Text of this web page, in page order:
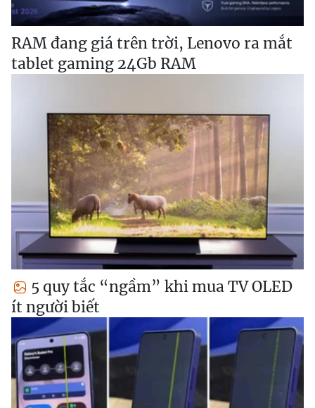
RAM đang giá trên trời, Lenovo ra mắt
tablet gaming 24Gb RAM
5 quy tắc “ngầm” khi mua TV OLED
ít người biết